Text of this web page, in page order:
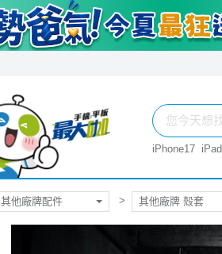
iPhone17 iPad
其他廠牌配件 其他廠牌 殼套